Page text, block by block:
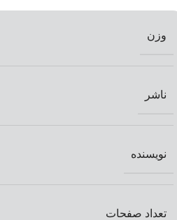
وزن
ناشر
نویسنده
تعداد صفحات